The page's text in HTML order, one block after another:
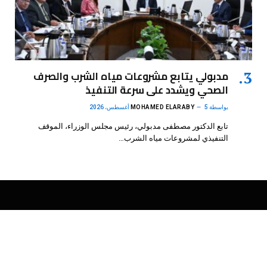
مدبولي يتابع مشروعات مياه الشرب والصرف
الصحي ويشدد على سرعة التنفيذ
بواسطة MOHAMED ELARABY 5 أغسطس، 2026
تابع الدكتور مصطفى مدبولي، رئيس مجلس الوزراء، الموقف
التنفيذي لمشروعات مياه الشرب…